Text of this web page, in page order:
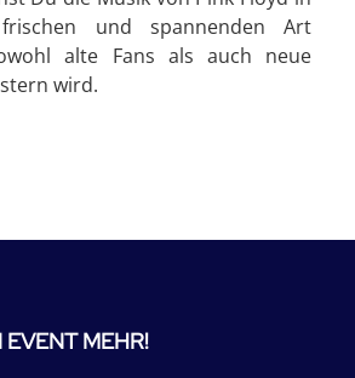
und spannenden Art
alte Fans als auch neue
wird.
EVENT MEHR!